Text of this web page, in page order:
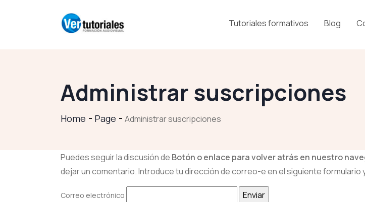
Tutoriales formativos Blog
Administrar suscripciones
Home Page Administrar suscripciones
Puedes seguir la discusión de Botón o enlace para volver atrás en nuestro
dejar un comentario. Introduce tu dirección de correo-e en el siguiente formulario
Correo electrónico